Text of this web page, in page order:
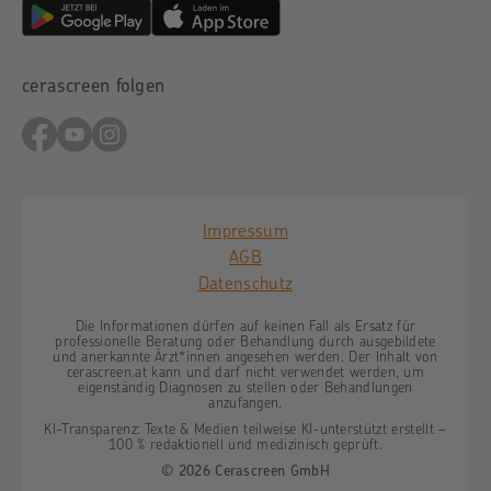
cerascreen folgen
Impressum
AGB
Datenschutz
Die Informationen dürfen auf keinen Fall als Ersatz für
professionelle Beratung oder Behandlung durch ausgebildete
und anerkannte Ärzt*innen angesehen werden. Der Inhalt von
cerascreen.at kann und darf nicht verwendet werden, um
eigenständig Diagnosen zu stellen oder Behandlungen
anzufangen.
KI-Transparenz: Texte & Medien teilweise KI-unterstützt erstellt –
100 % redaktionell und medizinisch geprüft.
© 2026 Cerascreen GmbH